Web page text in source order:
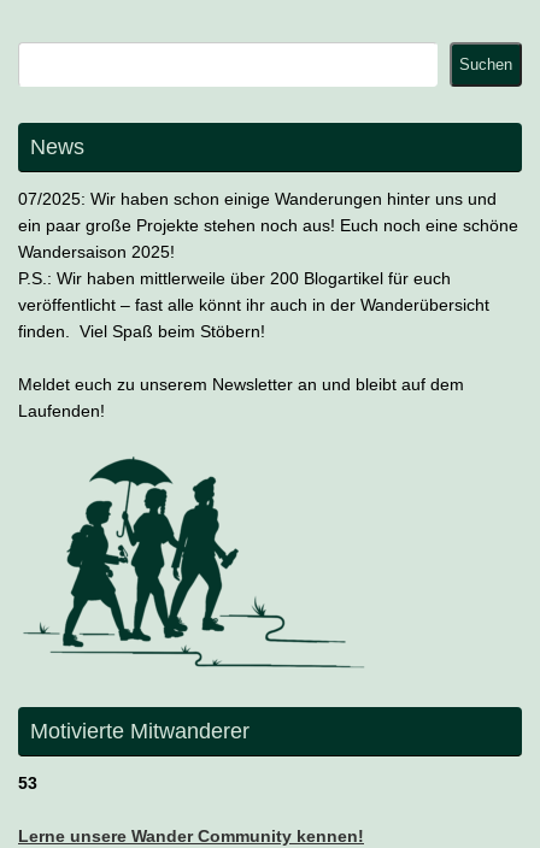
Suchen
News
07/2025: Wir haben schon einige Wanderungen hinter uns und
ein paar große Projekte stehen noch aus! Euch noch eine schöne
Wandersaison 2025!
P.S.: Wir haben mittlerweile über 200 Blogartikel für euch
veröffentlicht – fast alle könnt ihr auch in der Wanderübersicht
finden. Viel Spaß beim Stöbern!
Meldet euch zu unserem Newsletter an und bleibt auf dem
Laufenden!
Motivierte Mitwanderer
53
Lerne unsere Wander Community kennen!